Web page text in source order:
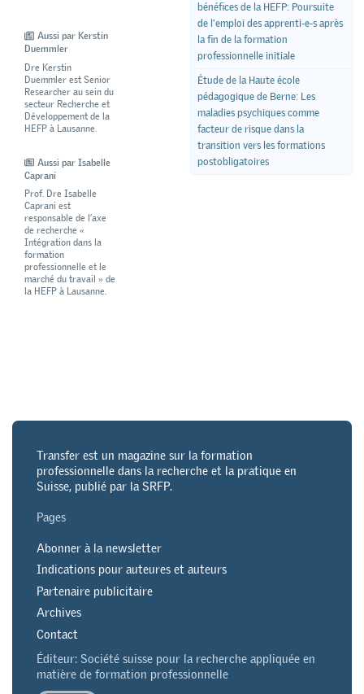
Aussi par Kerstin
Duemmler
Dre Kerstin
Duemmler est Senior
Researcher au sein du
secteur Recherche et
Développement de la
HEFP à Lausanne.
Aussi par Isabelle
Caprani
Prof. Dre Isabelle
Caprani est
responsable de l’axe
de recherche «
Intégration dans la
formation
professionnelle et le
marché du travail » de
la HEFP à Lausanne.
bénéfices de la HEFP: Poursuite
de l’emploi des apprenti-e-s après
la fin de la formation
professionnelle initiale
Étude de la Haute école
pédagogique de Berne: Les
maladies psychiques comme
facteur de risque dans la
transition vers les formations
postobligatoires
Transfer est un magazine sur la formation
professionnelle dans la recherche et la pratique en
Suisse, publié par la SRFP.
Pages
Abonner à la newsletter
Indications pour auteures et auteurs
Partenaire publicitaire
Archives
Contact
Éditeur: Société suisse pour la recherche appliquée en
matière de formation professionnelle